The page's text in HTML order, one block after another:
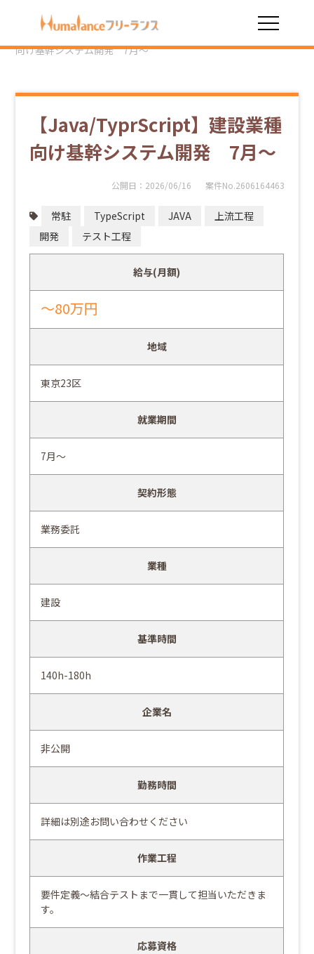
HOME 勤務スタイル
向け基幹システム開発 7月～
【Java/TyprScript】建設業種
向け基幹システム開発 7月～
公開日： 2026/06/16 案件No.2606164463
常駐 TypeScript JAVA
上流工程
開発
テスト工程
給与(月額)
～80万円
地域
東京23区
就業期間
7月～
契約形態
業務委託
業種
建設
基準時間
140h-180h
企業名
非公開
勤務時間
詳細は別途お問い合わせください
作業工程
要件定義～結合テストまで一貫して担当いただきま
す。
応募資格